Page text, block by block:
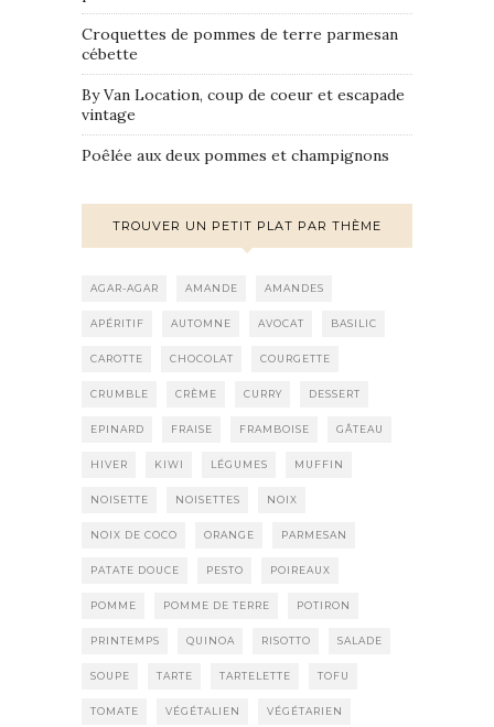
Croquettes de pommes de terre parmesan
cébette
By Van Location, coup de coeur et escapade
vintage
Poêlée aux deux pommes et champignons
TROUVER UN PETIT PLAT PAR THÈME
AGAR-AGAR AMANDE AMANDES
APÉRITIF AUTOMNE AVOCAT BASILIC
CAROTTE CHOCOLAT COURGETTE
CRUMBLE CRÈME CURRY DESSERT
EPINARD FRAISE FRAMBOISE GÂTEAU
HIVER KIWI LÉGUMES MUFFIN
NOISETTE NOISETTES NOIX
NOIX DE COCO ORANGE PARMESAN
PATATE DOUCE PESTO POIREAUX
POMME POMME DE TERRE POTIRON
PRINTEMPS QUINOA RISOTTO SALADE
SOUPE TARTE TARTELETTE TOFU
TOMATE VÉGÉTALIEN VÉGÉTARIEN